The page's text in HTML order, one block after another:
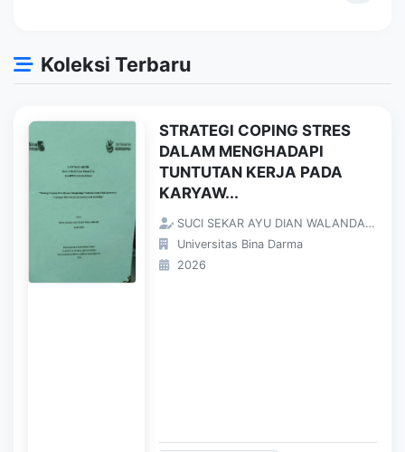
Koleksi Terbaru
STRATEGI COPING STRES
DALAM MENGHADAPI
TUNTUTAN KERJA PADA
KARYAW...
SUCI SEKAR AYU DIAN WALANDARI;
Universitas Bina Darma
2026